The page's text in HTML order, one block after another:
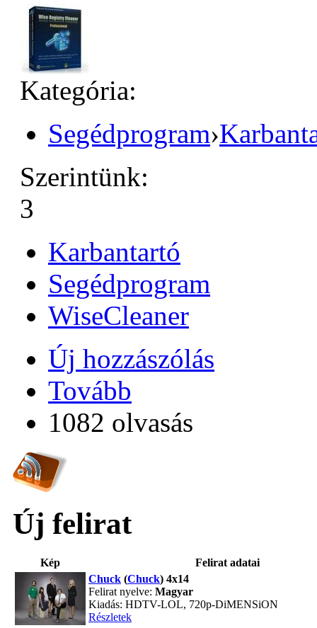
Kategória:
Segédprogram›
Szerintünk:
3
Karbantartó
Segédprogram
WiseCleaner
Új hozzászólás
Tovább
1082 olvasás
Új felirat
Kép
Felirat adatai
Chuck (Chuck) 4x14
Felirat nyelve: Magyar
Kiadás: HDTV-LOL, 720p-DiMENSiON
Részletek